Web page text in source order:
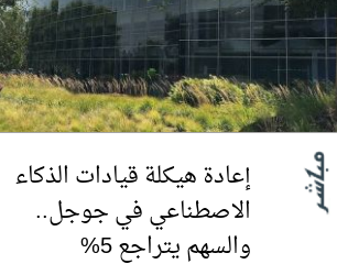
إعادة هيكلة قيادات الذكاء
الاصطناعي في جوجل..
والسهم يتراجع 5%